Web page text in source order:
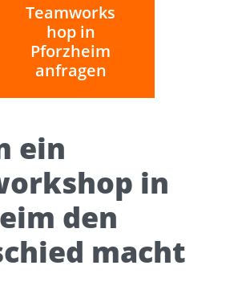
Teamworks
hop in
Pforzheim
anfragen
ein
in
den
macht